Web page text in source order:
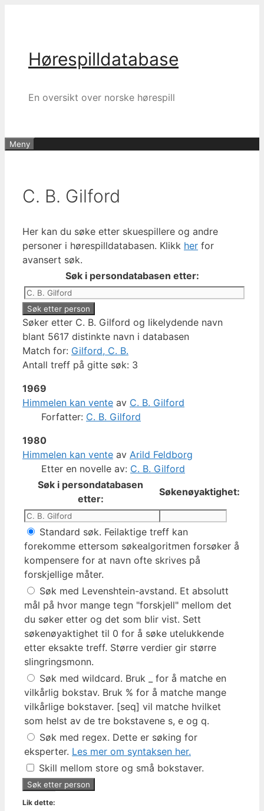
Hørespilldatabase
En oversikt over norske hørespill
Meny
C. B. Gilford
Her kan du søke etter skuespillere og andre
personer i hørespilldatabasen. Klikk her for
avansert søk.
Søk i persondatabasen etter:
Søker etter C. B. Gilford og likelydende navn
blant 5617 distinkte navn i databasen
Match for: Gilford, C. B.
Antall treff på gitte søk: 3
1969
Himmelen kan vente av C. B. Gilford
Forfatter: C. B. Gilford
1980
Himmelen kan vente av Arild Feldborg
Etter en novelle av: C. B. Gilford
Søk i persondatabasen
etter:
Søkenøyaktighet:
Standard søk. Feilaktige treff kan
forekomme ettersom søkealgoritmen forsøker å
kompensere for at navn ofte skrives på
forskjellige måter.
Søk med Levenshtein-avstand. Et absolutt
mål på hvor mange tegn "forskjell" mellom det
du søker etter og det som blir vist. Sett
søkenøyaktighet til 0 for å søke utelukkende
etter eksakte treff. Større verdier gir større
slingringsmonn.
Søk med wildcard. Bruk _ for å matche en
vilkårlig bokstav. Bruk % for å matche mange
vilkårlige bokstaver. [seq] vil matche hvilket
som helst av de tre bokstavene s, e og q.
Søk med regex. Dette er søking for
eksperter. Les mer om syntaksen her.
Skill mellom store og små bokstaver.
Lik dette: